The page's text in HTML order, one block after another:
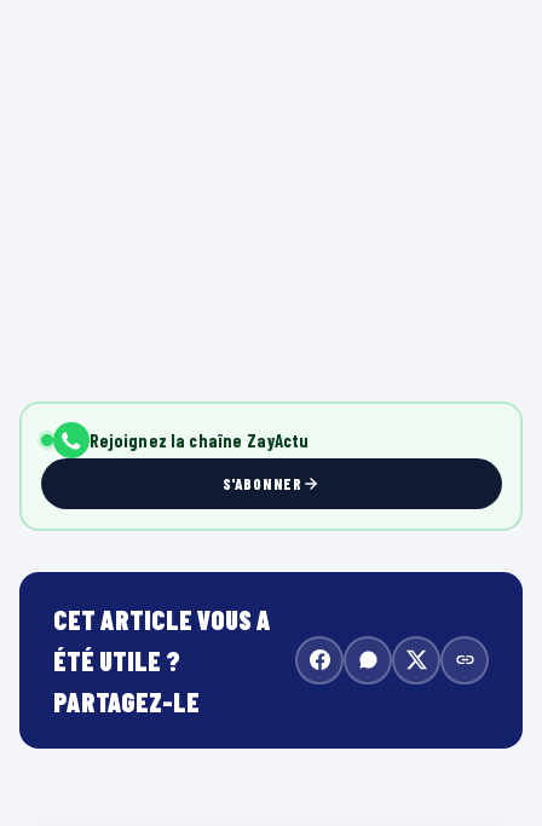
Rejoignez la chaîne ZayActu
S'ABONNER
CET ARTICLE VOUS A
ÉTÉ UTILE ?
PARTAGEZ-LE